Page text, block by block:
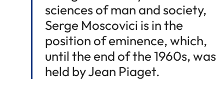
sciences of man and society,
Serge Moscovici is in the
position of eminence, which,
until the end of the 1960s, was
held by Jean Piaget.